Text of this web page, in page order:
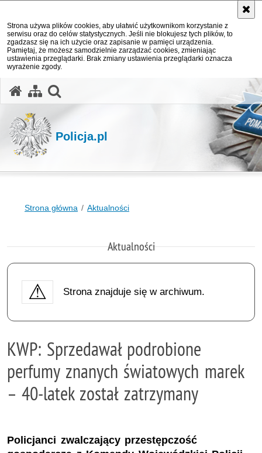
Strona używa plików cookies, aby ułatwić użytkownikom korzystanie z
serwisu oraz do celów statystycznych. Jeśli nie blokujesz tych plików, to
zgadzasz się na ich użycie oraz zapisanie w pamięci urządzenia.
Pamiętaj, że możesz samodzielnie zarządzać cookies, zmieniając
ustawienia przeglądarki. Brak zmiany ustawienia przeglądarki oznacza
wyrażenie zgody.
Policja.pl
Strona główna Aktualności
Aktualności
Strona znajduje się w archiwum.
KWP: Sprzedawał podrobione
perfumy znanych światowych marek
– 40-latek został zatrzymany
Policjanci zwalczający przestępczość